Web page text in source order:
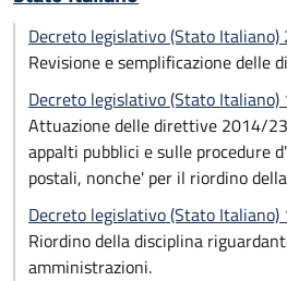
Decreto legislativo (Stato
Revisione e semplificazione delle
Decreto legislativo (Stato
Attuazione delle direttive 2014/
appalti pubblici e sulle procedure
postali, nonche' per il riordino
Decreto legislativo (Stato
Riordino della disciplina
amministrazioni.